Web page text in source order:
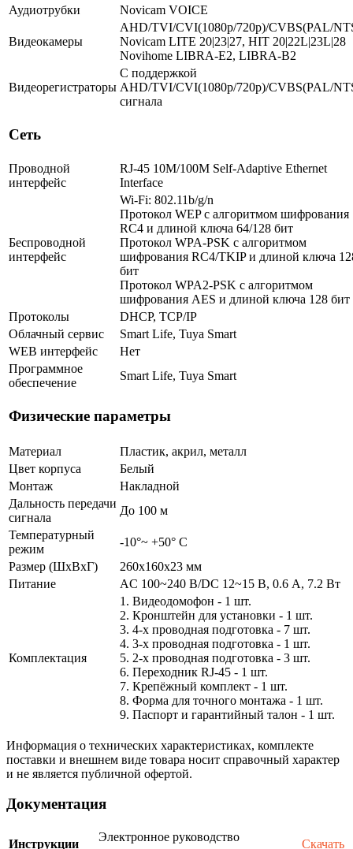
Аудиотрубки
Novicam VOICE
Видеокамеры
AHD/TVI/CVI(1080p/720p)/CVBS(PAL/
Novicam LITE 20|23|27, HIT 20|22L|23L|28
Novihome LIBRA-E2, LIBRA-B2
Видеорегистраторы
С поддержкой
AHD/TVI/CVI(1080p/720p)/CVBS(PAL/
сигнала
Сеть
Проводной
интерфейс
RJ-45 10M/100M Self-Adaptive Ethernet
Interface
Беспроводной
интерфейс
Wi-Fi: 802.11b/g/n
Протокол WEP c алгоритмом шифрования
RC4 и длиной ключа 64/128 бит
Протокол WPA-PSK c алгоритмом
шифрования RC4/TKIP и длиной ключа
бит
Протокол WPA2-PSK с алгоритмом
шифрования AES и длиной ключа 128 бит
Протоколы
DHCP, TCP/IP
Облачный сервис
Smart Life, Tuya Smart
WEB интерфейс
Нет
Программное
обеспечение
Smart Life, Tuya Smart
Физические параметры
Материал
Пластик, акрил, металл
Цвет корпуса
Белый
Монтаж
Накладной
Дальность передачи
сигнала
До 100 м
Температурный
режим
-10°~ +50° С
Размер (ШxВxГ)
260х160х23 мм
Питание
AC 100~240 В/DC 12~15 В, 0.6 А, 7.2 Вт
Комплектация
1. Видеодомофон - 1 шт.
2. Кронштейн для установки - 1 шт.
3. 4-х проводная подготовка - 7 шт.
4. 3-х проводная подготовка - 1 шт.
5. 2-х проводная подготовка - 3 шт.
6. Переходник RJ-45 - 1 шт.
7. Крепёжный комплект - 1 шт.
8. Форма для точного монтажа - 1 шт.
9. Паспорт и гарантийный талон - 1 шт.
Информация о технических характеристиках, комплекте
поставки и внешнем виде товара носит справочный характер
и не является публичной офертой.
Документация
Инструкции
Электронное руководство
Скачать